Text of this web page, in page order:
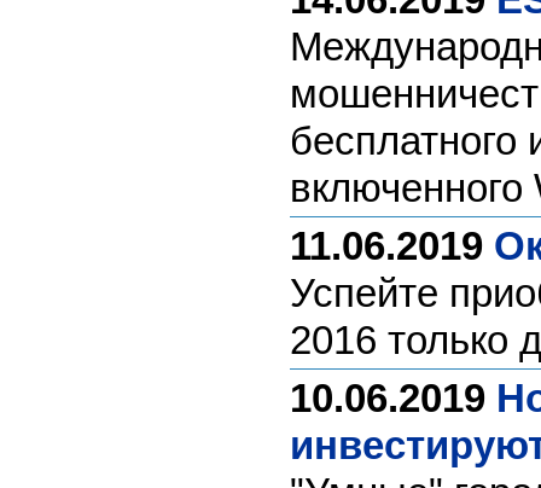
11.06.2019
Успейте
2016 только
10.06.2019